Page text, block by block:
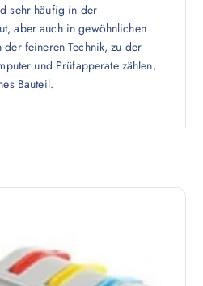
sehr häufig in der
aber auch in gewöhnlichen
der feineren Technik, zu der
und Prüfapperate zählen,
Bauteil.